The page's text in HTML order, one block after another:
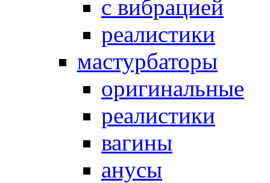
с вибрацией
реалистики
мастурбаторы
оригинальные
реалистики
вагины
анусы